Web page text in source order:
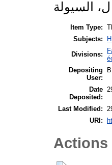
Item Type:
Subjects:
Divisions:
Depositing
User:
Date
Deposited:
Last Modified:
URI:
Actions